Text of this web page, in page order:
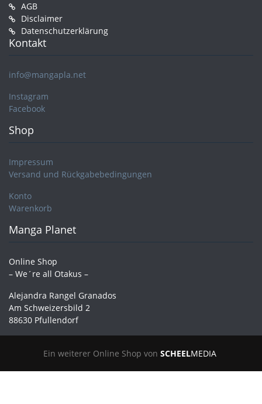
AGB
Disclaimer
Datenschutzerklärung
Kontakt
info@mangapla.net
Instagram
Facebook
Shop
Impressum
Versand und Rückgabebedingungen
Konto
Warenkorb
Manga Planet
Online Shop
– We´re all Otakus –
Alejandra Rangel Granados
Am Schweizersbild 2
88630 Pfullendorf
Ein weiterer Online Shop von SCHEELMEDIA